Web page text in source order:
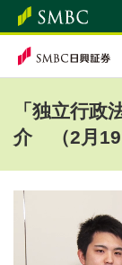
「独立行
介 （2月19